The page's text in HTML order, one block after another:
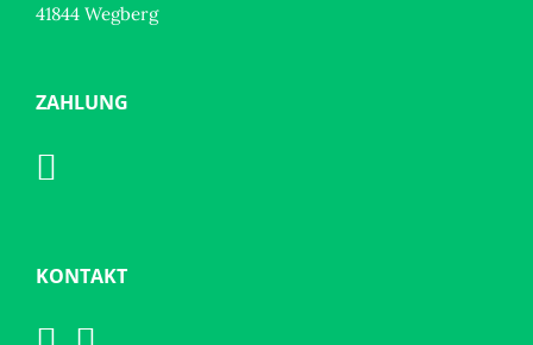
41844 Wegberg
ZAHLUNG
KONTAKT